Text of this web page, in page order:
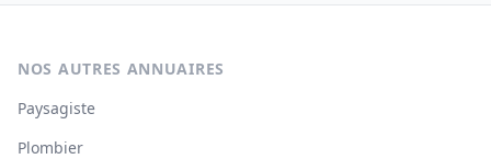
NOS AUTRES ANNUAIRES
Paysagiste
Plombier